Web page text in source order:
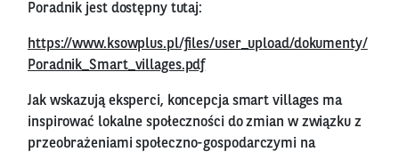
Poradnik jest dostępny tutaj:
https://www.ksowplus.pl/files/user_upload/dokumenty/
Poradnik_Smart_villages.pdf
Jak wskazują eksperci, koncepcja smart villages ma
inspirować lokalne społeczności do zmian w związku z
przeobrażeniami społeczno-gospodarczymi na